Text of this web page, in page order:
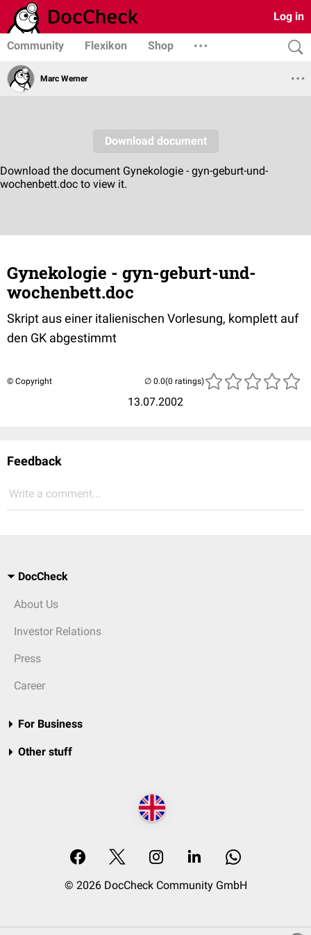
Log in
Community Flexikon Shop
Marc Werner
Gynekologie - gyn-geburt-und-
wochenbett.doc
Skript aus einer italienischen Vorlesung, komplett auf
den GK abgestimmt
© Copyright
13.07.2002
(0 ratings)
Feedback
Write a comment...
DocCheck
About Us
Investor Relations
Press
Career
For Business
Other stuff
© 2026 DocCheck Community GmbH